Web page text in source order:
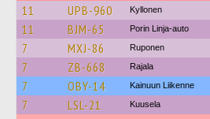
11 UPB-960 Kyllonen
11 BJM-65 Porin Linja-auto
7 MXJ-86 Ruponen
7 ZB-668 Rajala
7 OBY-14 Kainuun Liikenne
7 LSL-21 Kuusela